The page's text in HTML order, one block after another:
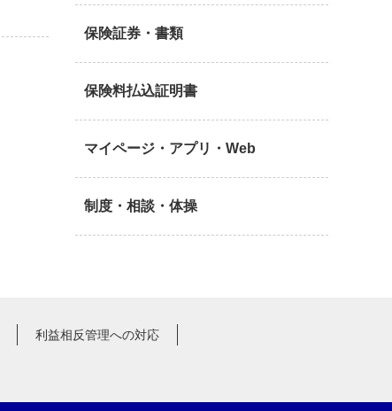
保険証券・書類
保険料払込証明書
マイページ・アプリ・Web
制度・相談・体操
利益相反管理への対応